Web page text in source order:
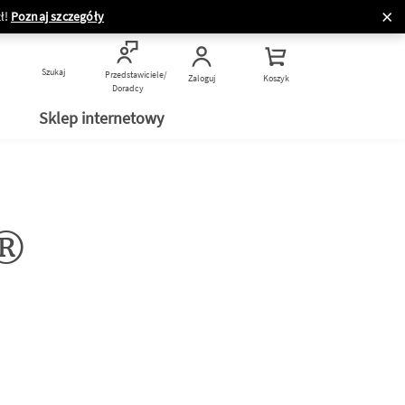
Poznaj szczegóły
Szukaj
Przedstawiciele/
Doradcy
Zaloguj Koszyk
Sklep internetowy